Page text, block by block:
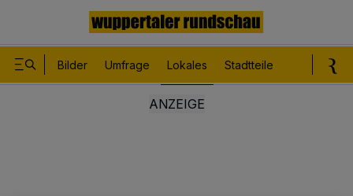
Bilder Umfrage Lokales Stadtteile